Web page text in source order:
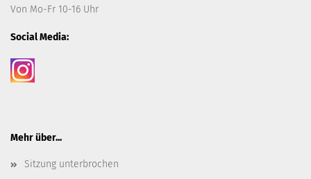
Von Mo-Fr 10-16 Uhr
Social Media:
Mehr über...
Sitzung unterbrochen